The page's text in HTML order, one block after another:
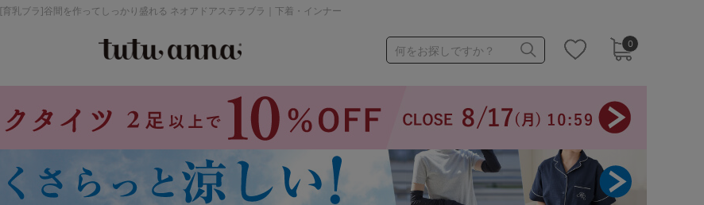
[育乳ブラ]谷間を作ってしっかり盛れる ネオアドアステラブラ｜下着・インナー
0
何をお探しですか？
パジャマ
ストッキング
価格帯から探す
～999円 1,000～1,999円
2,000～2,999円 3,000～3,999円